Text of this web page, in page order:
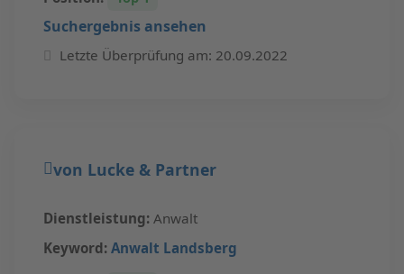
Suchergebnis ansehen
Letzte Überprüfung am: 20.09.2022
von Lucke & Partner
Dienstleistung: Anwalt
Keyword: Anwalt Landsberg